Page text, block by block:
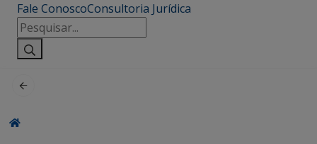
Fale ConoscoConsultoria Jurídica
Pesquisar
por: